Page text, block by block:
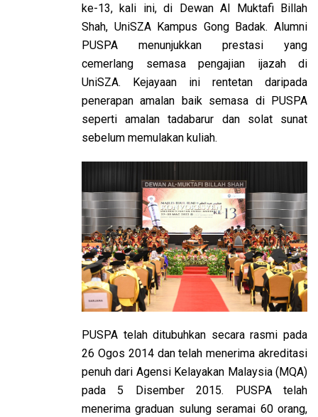
ke-13, kali ini, di Dewan Al Muktafi Billah
Shah, UniSZA Kampus Gong Badak. Alumni
PUSPA menunjukkan prestasi yang
cemerlang semasa pengajian ijazah di
UniSZA. Kejayaan ini rentetan daripada
penerapan amalan baik semasa di PUSPA
seperti amalan tadabarur dan solat sunat
sebelum memulakan kuliah.
PUSPA telah ditubuhkan secara rasmi pada
26 Ogos 2014 dan telah menerima akreditasi
penuh dari Agensi Kelayakan Malaysia (MQA)
pada 5 Disember 2015. PUSPA telah
menerima graduan sulung seramai 60 orang,